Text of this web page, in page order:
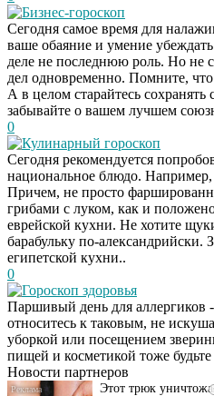
Бизнес-гороскоп
Сегодня самое время для
ваше обаяние и умение
деле не последнюю роль. Но не
дел одновременно. Помните,
А в целом старайтесь сохранять
забывайте о вашем лучшем
0
Кулинарный гороскоп
Сегодня рекомендуется
национальное блюдо.
Причем, не просто
грибами с луком, как и
еврейской кухни. Не хотите
барабульку по-александрийски.
египетской кухни..
0
Гороскоп здоровья
Паршивый день для аллергиков
относитесь к таковым, не
уборкой или посещением
пищей и косметикой тоже будьте
Новости партнеров
Даже самый
запущенный грибок
исчезнет с корнем,
если перед сном…
Этот трюк